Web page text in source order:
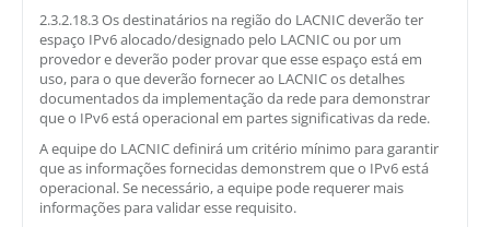
2.3.2.18.3 Os destinatários na região do LACNIC deverão ter
espaço IPv6 alocado/designado pelo LACNIC ou por um
provedor e deverão poder provar que esse espaço está em
uso, para o que deverão fornecer ao LACNIC os detalhes
documentados da implementação da rede para demonstrar
que o IPv6 está operacional em partes significativas da rede.
A equipe do LACNIC definirá um critério mínimo para garantir
que as informações fornecidas demonstrem que o IPv6 está
operacional. Se necessário, a equipe pode requerer mais
informações para validar esse requisito.